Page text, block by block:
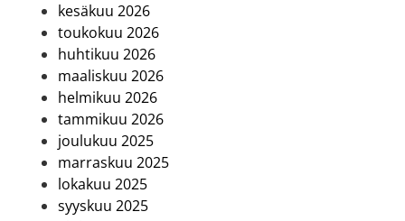
kesäkuu 2026
toukokuu 2026
huhtikuu 2026
maaliskuu 2026
helmikuu 2026
tammikuu 2026
joulukuu 2025
marraskuu 2025
lokakuu 2025
syyskuu 2025